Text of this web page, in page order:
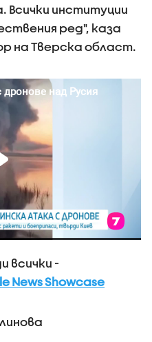
институции
ред", каза
на Тверска област.
всички -
News Showcase